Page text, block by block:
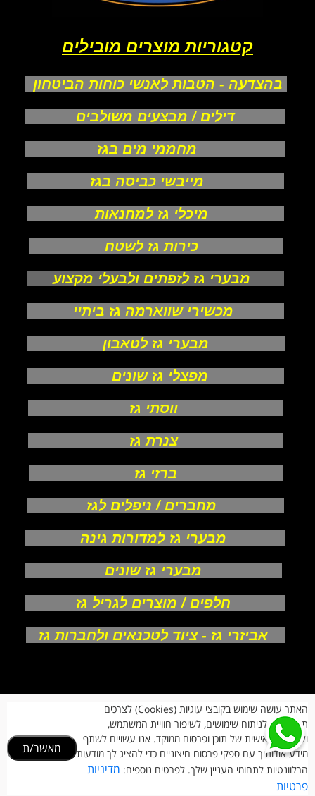
קטגוריות מוצרים מובילים
בהצדעה - הטבות לאנשי כוחות הביטחון
דילים / מבצעים משולבים
מחממי מים בגז
מייבשי כביסה בגז
מיכלי גז למחנאות
כירות גז לשטח
מבערי גז לזפתים ולבעלי מקצוע
מכשירי שווארמה גז ביתיי
מבערי גז לטאבון
מפצלי גז שונים
ווסתי גז
צנרת גז
ברזי גז
מחברים / ניפלים לגז
מבערי גז למדורות גינה
מבערי גז שונים
חלפים / מוצרים לגריל גז
אביזרי גז - ציוד לטכנאים ולחברות גז
צור קשר
תקנון חנות
מעקב הזמנות
החזרות וביטולים
הרשמת לקוחות
הצהרת נגישות
האתר עושה שימוש בקובצי עוגיות (Cookies) לצרכים
תפעוליים, לניתוח שימושים, לשיפור חוויית המשתמש,
ולהתאמה אישית של תוכן ופרסום ממוקד. אנו עשויים לשתף
מידע אודותיך עם ספקי פרסום חיצוניים כדי להציג לך מודעות
הרלוונטיות לתחומי העניין שלך. לפרטים נוספים: מדיניות
פרטיות
מאשר/ת